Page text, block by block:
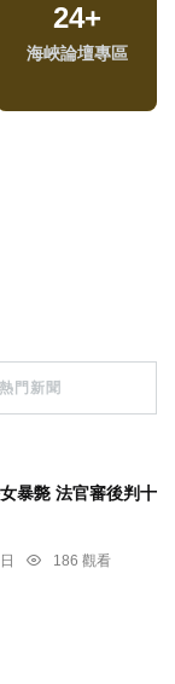
24+
海峽論壇專區
875+
財經及消費
熱門新聞
暴斃 法官審後判十
186 觀看